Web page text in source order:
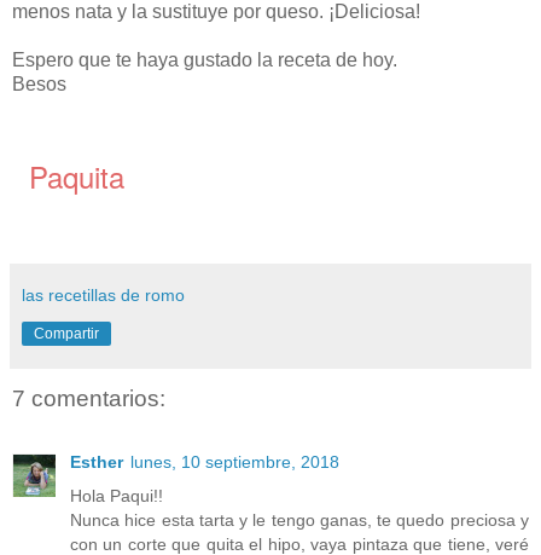
menos nata y la sustituye por queso. ¡Deliciosa!
Espero que te haya gustado la receta de hoy.
Besos
Paquita
las recetillas de romo
Compartir
7 comentarios:
Esther lunes, 10 septiembre, 2018
Hola Paqui!!
Nunca hice esta tarta y le tengo ganas, te quedo preciosa y
con un corte que quita el hipo, vaya pintaza que tiene, veré